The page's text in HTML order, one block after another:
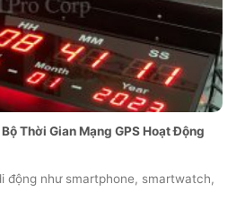
Thời Gian Mạng GPS Hoạt Động
động như smartphone, smartwatch,